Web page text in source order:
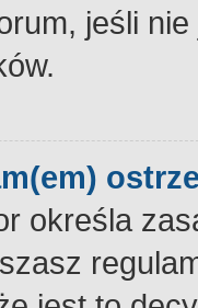
jeśli
określa